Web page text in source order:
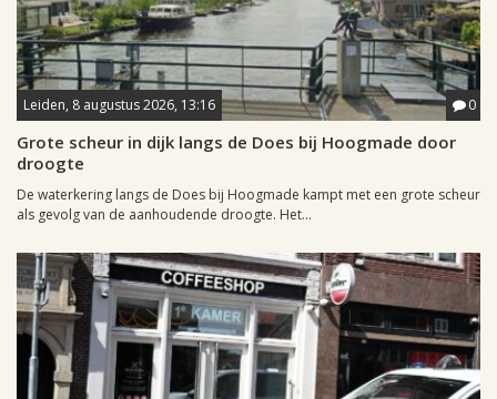
Leiden, 8 augustus 2026, 13:16 0
Grote scheur in dijk langs de Does bij Hoogmade door
droogte
De waterkering langs de Does bij Hoogmade kampt met een grote scheur
als gevolg van de aanhoudende droogte. Het...